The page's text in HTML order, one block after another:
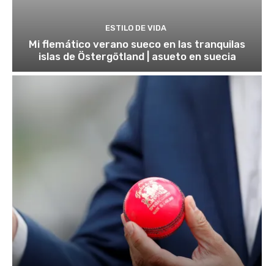
ESTILO DE VIDA
Mi flemático verano sueco en las tranquilas
islas de Östergötland | asueto en suecia